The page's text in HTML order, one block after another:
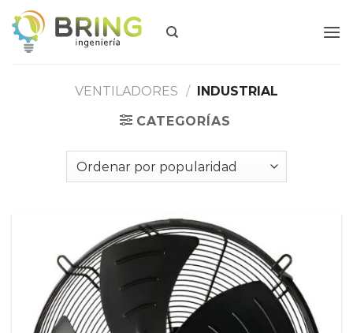
Skip
to
content
VENTILADORES / INDUSTRIAL
CATEGORÍAS